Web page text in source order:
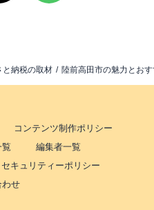
と納税の取材 陸前高田市の魅力とお
コンテンツ制作ポリシー
覧
編集者一覧
セキュリティーポリシー
わせ